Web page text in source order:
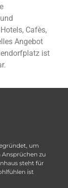
Cafès,
Angebot
ist
um
zu
steht für
ist